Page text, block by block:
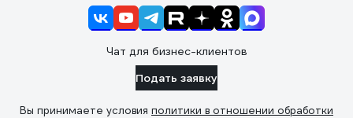
Чат для бизнес-клиентов
Подать заявку
Вы принимаете условия политики в отношении обработки